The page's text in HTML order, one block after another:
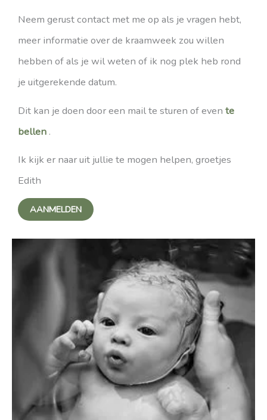
Neem gerust contact met me op als je vragen hebt,
meer informatie over de kraamweek zou willen
hebben of als je wil weten of ik nog plek heb rond
je uitgerekende datum.
Dit kan je doen door een mail te sturen of even te
bellen .
Ik kijk er naar uit jullie te mogen helpen, groetjes
Edith
AANMELDEN